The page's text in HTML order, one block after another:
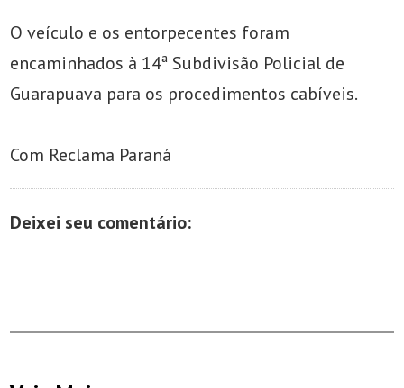
O veículo e os entorpecentes foram
encaminhados à 14ª Subdivisão Policial de
Guarapuava para os procedimentos cabíveis.
Com Reclama Paraná
Deixei seu comentário: